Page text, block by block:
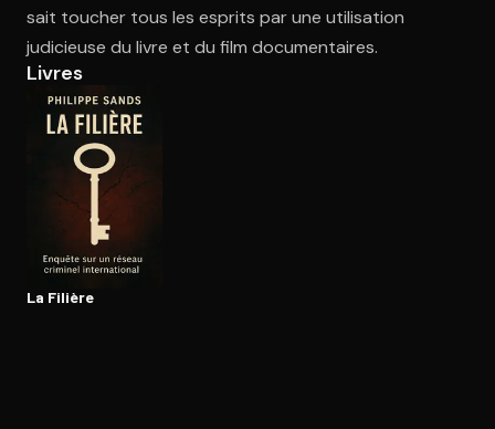
sait toucher tous les esprits par une utilisation
judicieuse du livre et du film documentaires.
Livres
La Filière